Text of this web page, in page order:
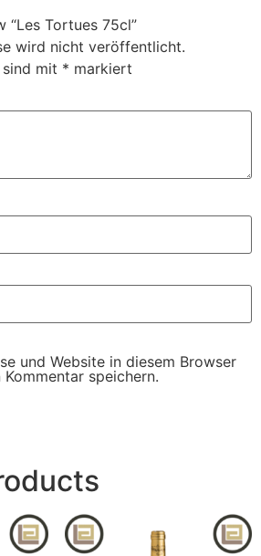
Tortues 75cl”
wird nicht veröffentlicht.
mit * markiert
und Website in diesem Browser
speichern.